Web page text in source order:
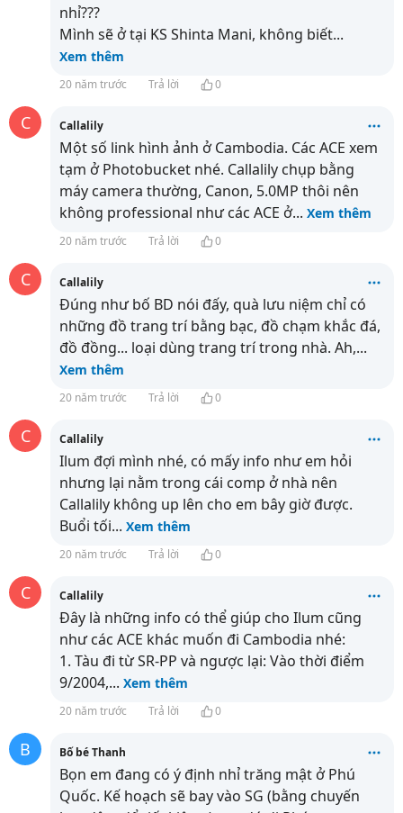
nhỉ???
Mình sẽ ở tại KS Shinta Mani, không biết...
Xem thêm
20 năm trước Trả lời 0
C Callalily
Một số link hình ảnh ở Cambodia. Các ACE xem
tạm ở Photobucket nhé. Callalily chụp bằng
máy camera thường, Canon, 5.0MP thôi nên
không professional như các ACE ở... Xem thêm
20 năm trước Trả lời 0
C Callalily
Đúng như bố BD nói đấy, quà lưu niệm chỉ có
những đồ trang trí bằng bạc, đồ chạm khắc đá,
đồ đồng... loại dùng trang trí trong nhà. Ah,...
Xem thêm
20 năm trước Trả lời 0
C Callalily
Ilum đợi mình nhé, có mấy info như em hỏi
nhưng lại nằm trong cái comp ở nhà nên
Callalily không up lên cho em bây giờ được.
Buổi tối... Xem thêm
20 năm trước Trả lời 0
C Callalily
Đây là những info có thể giúp cho Ilum cũng
như các ACE khác muốn đi Cambodia nhé:
1. Tàu đi từ SR-PP và ngược lại: Vào thời điểm
9/2004,... Xem thêm
20 năm trước Trả lời 0
B Bố bé Thanh
Bọn em đang có ý định nhỉ trăng mật ở Phú
Quốc. Kế hoạch sẽ bay vào SG (bằng chuyến